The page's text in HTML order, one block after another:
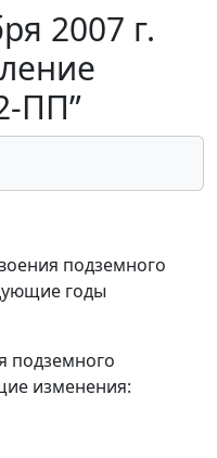
2007 г.
ПП”
подземного
годы
подземного
изменения: